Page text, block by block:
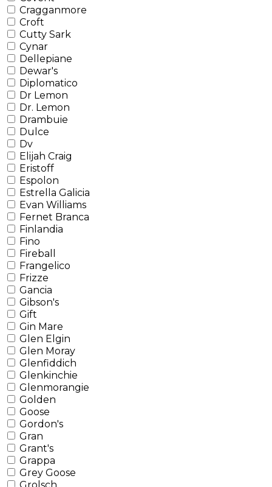
Cragganmore
Croft
Cutty Sark
Cynar
Dellepiane
Dewar's
Diplomatico
Dr Lemon
Dr. Lemon
Drambuie
Dulce
Dv
Elijah Craig
Eristoff
Espolon
Estrella Galicia
Evan Williams
Fernet Branca
Finlandia
Fino
Fireball
Frangelico
Frizze
Gancia
Gibson's
Gift
Gin Mare
Glen Elgin
Glen Moray
Glenfiddich
Glenkinchie
Glenmorangie
Golden
Goose
Gordon's
Gran
Grant's
Grappa
Grey Goose
Grolsch